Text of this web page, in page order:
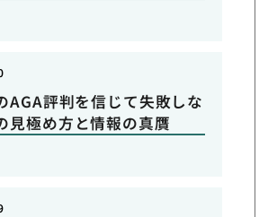
AGA評判を信じて失敗しな
見極め方と情報の真贋